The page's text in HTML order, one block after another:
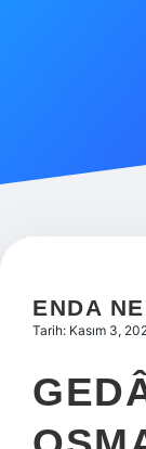
Hakkımızda
ENDA
Tarih: Kasım 3,